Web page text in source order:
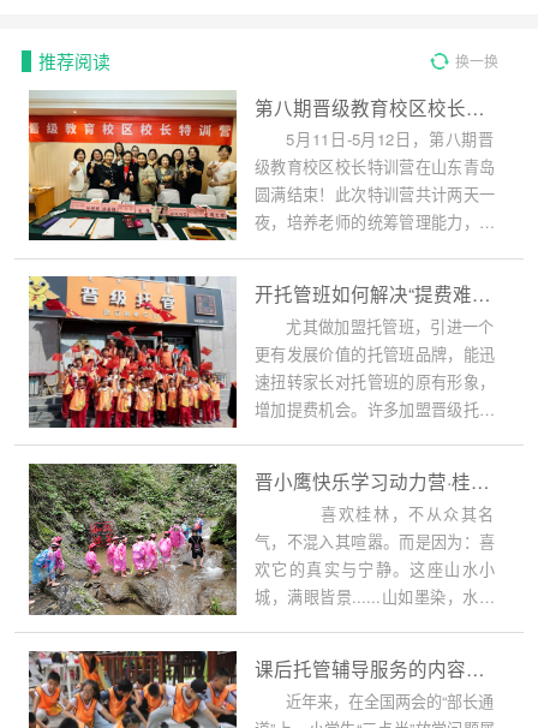
推荐阅读 换一换
第八期晋级教育校区校长特训营圆满结束！
5月11日-5月12日，第八期晋
级教育校区校长特训营在山东青岛
圆满结束！此次特训营共计两天一
夜，培养老师的统筹管理能力，让
开托管班如何解决“提费难”加盟品牌怎么解决
尤其做加盟托管班，引进一个
更有发展价值的托管班品牌，能迅
速扭转家长对托管班的原有形象，
增加提费机会。许多加盟晋级托管
较之前有很大特色，上档次了，吸
引很多家长，得到家长很高的口
碑。
晋小鹰快乐学习动力营·桂林DAY3 | 游山水之间，来一场用自然唤醒快乐课堂
喜欢桂林，不从众其名
气，不混入其喧嚣。而是因为：喜
欢它的真实与宁静。这座山水小
城，满眼皆景......山如墨染，水若
课后托管辅导服务的内容到底是精心设计的？还是应付家长的？效果完全不同
近年来，在全国两会的“部长通